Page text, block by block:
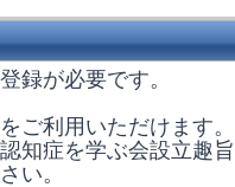
録が必要です。
ご利用いただけます
知症を学ぶ会設立趣
い。